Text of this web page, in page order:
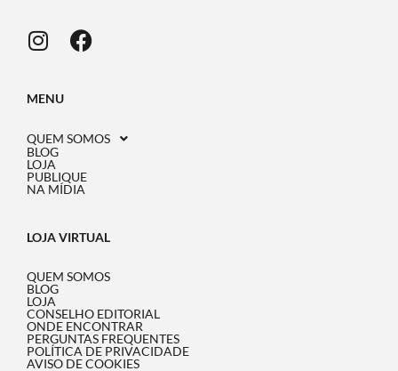
MENU
QUEM SOMOS
BLOG
LOJA
PUBLIQUE
NA MÍDIA
LOJA VIRTUAL
QUEM SOMOS
BLOG
LOJA
CONSELHO EDITORIAL
ONDE ENCONTRAR
PERGUNTAS FREQUENTES
POLÍTICA DE PRIVACIDADE
AVISO DE COOKIES